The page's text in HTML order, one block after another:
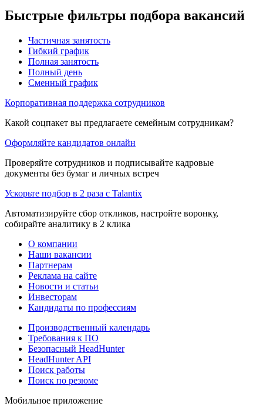
Быстрые фильтры подбора вакансий
Частичная занятость
Гибкий график
Полная занятость
Полный день
Сменный график
Корпоративная поддержка сотрудников
Какой соцпакет вы предлагаете семейным сотрудникам?
Оформляйте кандидатов онлайн
Проверяйте сотрудников и подписывайте кадровые
документы без бумаг и личных встреч
Ускорьте подбор в 2 раза с Talantix
Автоматизируйте сбор откликов, настройте воронку,
собирайте аналитику в 2 клика
О компании
Наши вакансии
Партнерам
Реклама на сайте
Новости и статьи
Инвесторам
Кандидаты по профессиям
Производственный календарь
Требования к ПО
Безопасный HeadHunter
HeadHunter API
Поиск работы
Поиск по резюме
Мобильное приложение